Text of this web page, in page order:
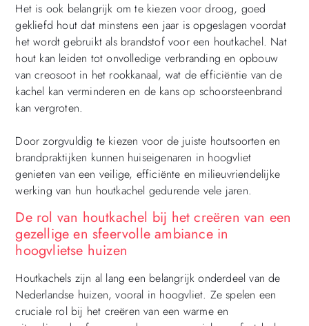
Het is ook belangrijk om te kiezen voor droog, goed
gekliefd hout dat minstens een jaar is opgeslagen voordat
het wordt gebruikt als brandstof voor een houtkachel. Nat
hout kan leiden tot onvolledige verbranding en opbouw
van creosoot in het rookkanaal, wat de efficiëntie van de
kachel kan verminderen en de kans op schoorsteenbrand
kan vergroten.
Door zorgvuldig te kiezen voor de juiste houtsoorten en
brandpraktijken kunnen huiseigenaren in hoogvliet
genieten van een veilige, efficiënte en milieuvriendelijke
werking van hun houtkachel gedurende vele jaren.
De rol van houtkachel bij het creëren van een
gezellige en sfeervolle ambiance in
hoogvlietse huizen
Houtkachels zijn al lang een belangrijk onderdeel van de
Nederlandse huizen, vooral in hoogvliet. Ze spelen een
cruciale rol bij het creëren van een warme en